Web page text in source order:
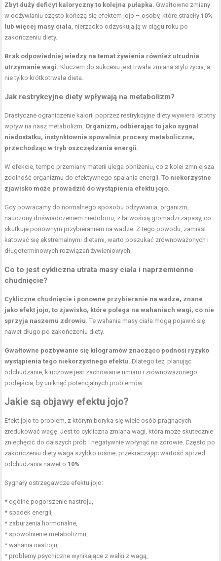
Zbyt duży deficyt kaloryczny to kolejna pułapka. Gwałtowne zmiany
w odżywianiu często kończą się efektem jojo – osoby, które straciły 10%
lub więcej masy ciała , nierzadko odzyskują ją w ciągu roku po
zakończeniu diety.
Brak odpowiedniej wiedzy na temat żywienia również utrudnia
utrzymanie wagi. Kluczem do sukcesu jest trwała zmiana stylu życia, a
nie tylko krótkotrwała dieta.
Jak restrykcyjne diety wpływają na metabolizm?
Drastyczne ograniczenie kalorii poprzez restrykcyjne diety wywiera istotny
wpływ na nasz metabolizm. Organizm, odbierając to jako sygnał
niedostatku, instynktownie spowalnia procesy metaboliczne,
przechodząc w tryb oszczędzania energii.
W efekcie, tempo przemiany materii ulega obniżeniu, co z kolei zmniejsza
zdolność organizmu do efektywnego spalania energii.To niekorzystne
zjawisko może prowadzić do wystąpienia efektu jojo.
Gdy powracamy do normalnego sposobu odżywiania, organizm,
nauczony doświadczeniem niedoboru, z łatwością gromadzi zapasy, co
skutkuje ponownym przybieraniem na wadze. Z tego powodu, zamiast
katować się ekstremalnymi dietami, warto poszukać zrównoważonych i
długoterminowych rozwiązań żywieniowych.
Co to jest cykliczna utrata masy ciała i naprzemienne
chudnięcie?
Cykliczne chudnięcie i ponowne przybieranie na wadze, znane
jako efekt jojo, to zjawisko, które polega na wahaniach wagi, co nie
sprzyja naszemu zdrowiu. Te wahania masy ciała mogą pojawić się
nawet długo po zakończeniu diety.
Gwałtowne pozbywanie się kilogramów znacząco podnosi ryzyko
wystąpienia tego niekorzystnego efektu. Dlatego też, planując
odchudzanie, kluczowe jest zachowanie umiaru i zrównoważonego
podejścia, by uniknąć potencjalnych problemów.
Jakie są objawy efektu jojo?
Efekt jojo to problem, z którym boryka się wiele osób pragnących
zredukować wagę. Jest to cykliczna zmiana wagi, która może skutecznie
zniechęcić do dalszych prób i negatywnie wpłynąć na zdrowie. Często po
zakończeniu diety waga szybko rośnie, przekraczając wartość sprzed
odchudzania nawet o 10%
Sygnały ostrzegawcze efektu jojo:
* ogólne pogorszenie nastroju,
* spadek energii,
* zaburzenia hormonalne,
* spowolnienie metabolizmu,
* wahania nastroju,
* problemy psychiczne wynikające z walki z wagą,